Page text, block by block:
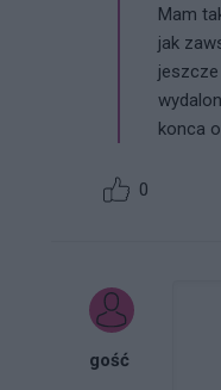
Mam
jak
konca
0
gość